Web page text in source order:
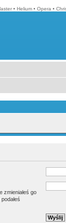
• Helium • Opera •
zmieniałeś go